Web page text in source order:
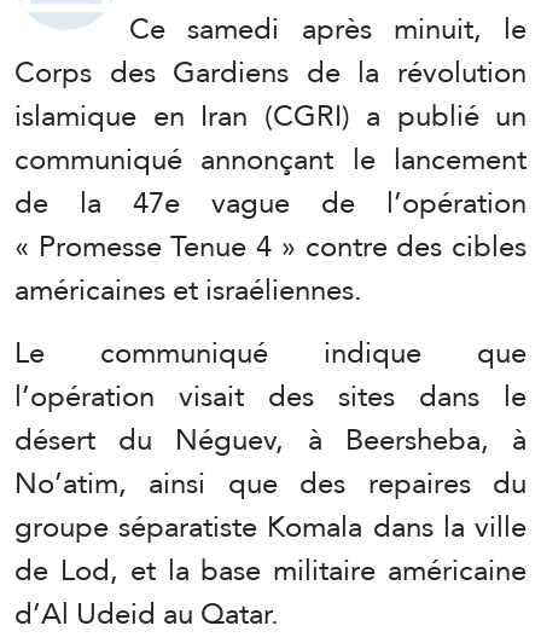
Ce samedi après minuit, le
Corps des Gardiens de la révolution
islamique en Iran (CGRI) a publié un
communiqué annonçant le lancement
de la 47e vague de l’opération
« Promesse Tenue 4 » contre des cibles
américaines et israéliennes.
Le communiqué indique que
l’opération visait des sites dans le
désert du Néguev, à Beersheba, à
No’atim, ainsi que des repaires du
groupe séparatiste Komala dans la ville
de Lod, et la base militaire américaine
d’Al Udeid au Qatar.